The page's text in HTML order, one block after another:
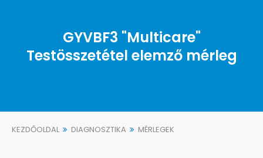
GYVBF3 "Multicare"
Testösszetétel elemző mérleg
KEZDŐOLDAL DIAGNOSZTIKA MÉRLEGEK